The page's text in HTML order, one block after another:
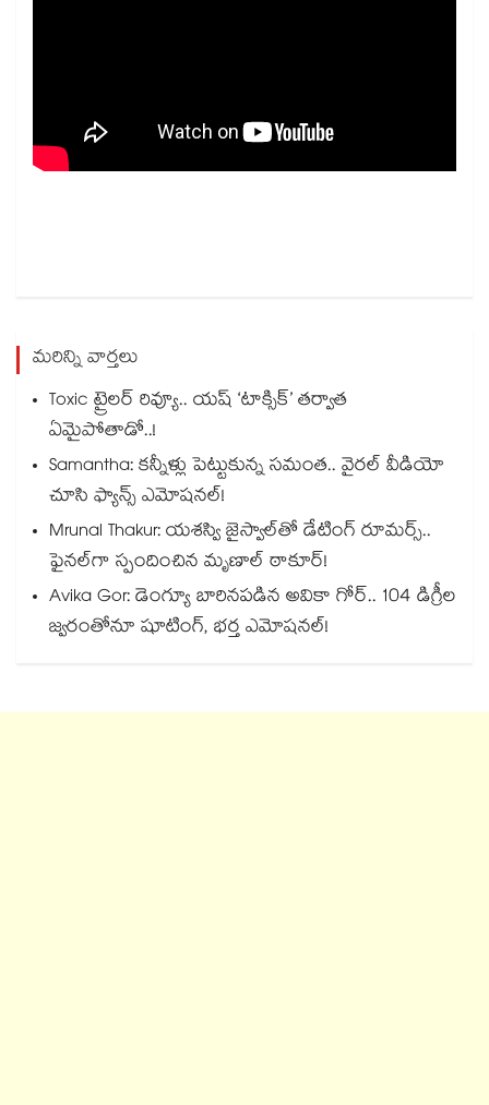
మరిన్ని వార్తలు
Toxic ట్రైలర్ రివ్యూ.. యష్ ‘టాక్సిక్’ తర్వాత
ఏమైపోతాడో..!
Samantha: కన్నీళ్లు పెట్టుకున్న సమంత.. వైరల్ వీడియో
చూసి ఫ్యాన్స్ ఎమోషనల్!
Mrunal Thakur: యశస్వి జైస్వాల్‌తో డేటింగ్ రూమర్స్‌..
ఫైనల్‌గా స్పందించిన మృణాల్ ఠాకూర్!
Avika Gor: డెంగ్యూ బారినపడిన అవికా గోర్.. 104 డిగ్రీల
జ్వరంతోనూ షూటింగ్, భర్త ఎమోషనల్!